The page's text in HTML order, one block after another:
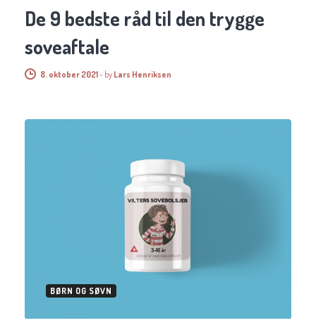
De 9 bedste råd til den trygge
soveaftale
8. oktober 2021- by Lars Henriksen
BØRN OG SØVN